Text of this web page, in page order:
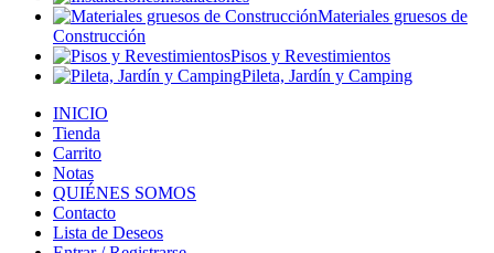
Materiales gruesos de
Construcción
Pisos y Revestimientos
Pileta, Jardín y Camping
INICIO
Tienda
Carrito
Notas
QUIÉNES SOMOS
Contacto
Lista de Deseos